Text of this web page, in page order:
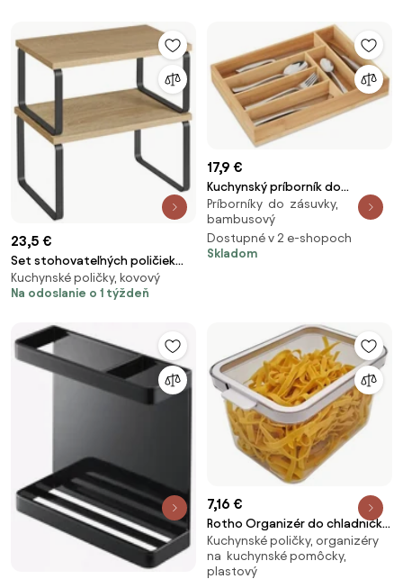
23,5 €
Set stohovateľných poličiek
OSKAR KCS020B11 hnedý (2 ks)
Kuchynské poličky, kovový
Na odoslanie o 1 týždeň
17,9 €
Kuchynský príborník do
zásuvky, bambus RD31610
Príborníky do zásuvky,
bambusový
Dostupné v 2 e-shopoch
Skladom
7,16 €
Rotho Organizér do chladničky,
s vekom a špeciálnou
podložkou 2,15l CAUMA
Kuchynské poličky, organizéry
na kuchynské pomôcky,
plastový